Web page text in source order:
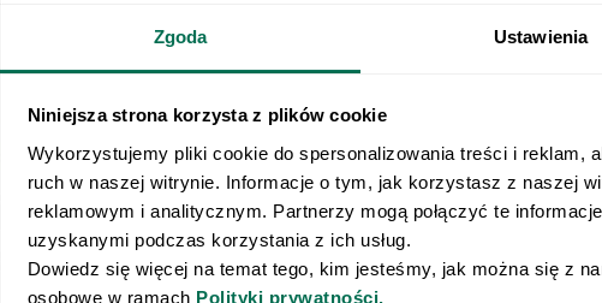
Zgoda Ustawienia
Niniejsza strona korzysta z plików cookie
Wykorzystujemy pliki cookie do spersonalizowania treści i reklam,
ruch w naszej witrynie. Informacje o tym, jak korzystasz z naszej
reklamowym i analitycznym. Partnerzy mogą połączyć te
uzyskanymi podczas korzystania z ich usług.
Dowiedz się więcej na temat tego, kim jesteśmy, jak można się z
osobowe w ramach Polityki prywatności.
regularnie?
dietę.Ty robisz wynik.